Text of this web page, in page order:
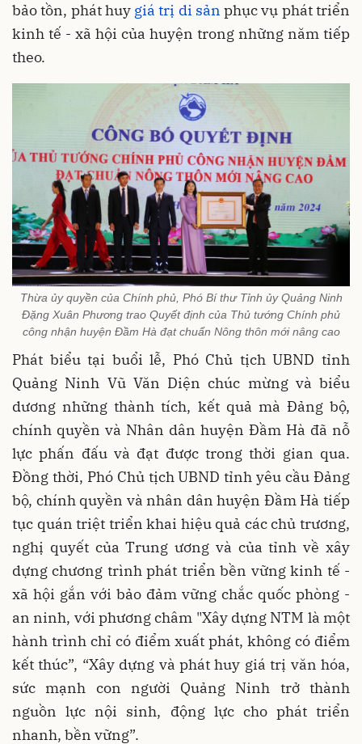
bảo tồn, phát huy giá trị di sản phục vụ phát triển
kinh tế - xã hội của huyện trong những năm tiếp
theo.
Thừa ủy quyền của Chính phủ, Phó Bí thư Tỉnh ủy Quảng Ninh
Đặng Xuân Phương trao Quyết định của Thủ tướng Chính phủ
công nhận huyện Đầm Hà đạt chuẩn Nông thôn mới nâng cao
Phát biểu tại buổi lễ, Phó Chủ tịch UBND tỉnh
Quảng Ninh Vũ Văn Diện chúc mừng và biểu
dương những thành tích, kết quả mà Đảng bộ,
chính quyền và Nhân dân huyện Đầm Hà đã nỗ
lực phấn đấu và đạt được trong thời gian qua.
Đồng thời, Phó Chủ tịch UBND tỉnh yêu cầu Đảng
bộ, chính quyền và nhân dân huyện Đầm Hà tiếp
tục quán triệt triển khai hiệu quả các chủ trương,
nghị quyết của Trung ương và của tỉnh về xây
dựng chương trình phát triển bền vững kinh tế -
xã hội gắn với bảo đảm vững chắc quốc phòng -
an ninh, với phương châm "Xây dựng NTM là một
hành trình chỉ có điểm xuất phát, không có điểm
kết thúc”, “Xây dựng và phát huy giá trị văn hóa,
sức mạnh con người Quảng Ninh trở thành
nguồn lực nội sinh, động lực cho phát triển
nhanh, bền vững”.